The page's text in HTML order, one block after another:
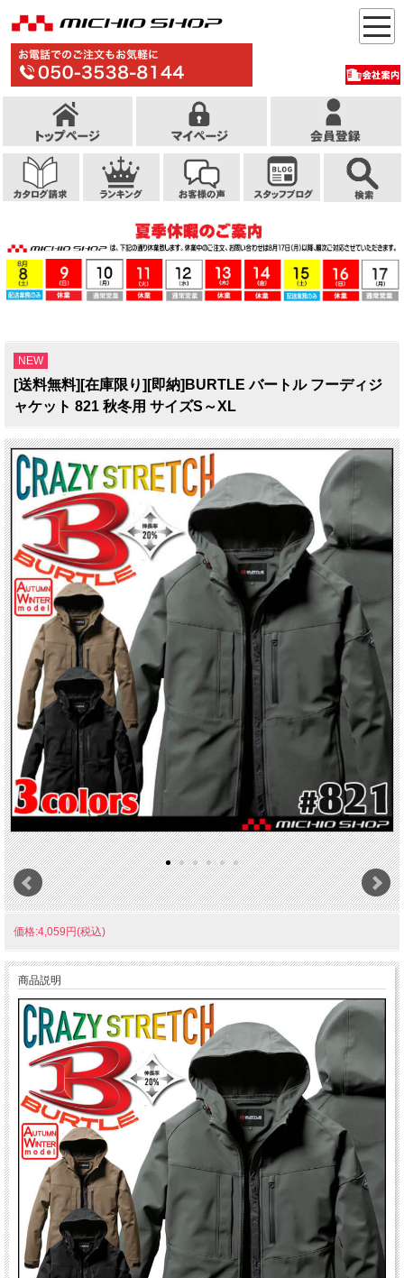
NEW
[送料無料][在庫限り][即納]BURTLE バートル フーディジ
ャケット 821 秋冬用 サイズS～XL
価格:4,059円(税込)
商品説明